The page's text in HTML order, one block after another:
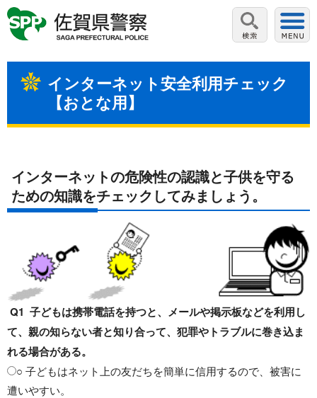
インターネット安全利用チェック
【おとな用】
インターネットの危険性の認識と子供を守る
ための知識をチェックしてみましょう。
Q1 子どもは携帯電話を持つと、メールや掲示板などを利用し
て、親の知らない者と知り合って、犯罪やトラブルに巻き込ま
れる場合がある。
○ 子どもはネット上の友だちを簡単に信用するので、被害に
遭いやすい。